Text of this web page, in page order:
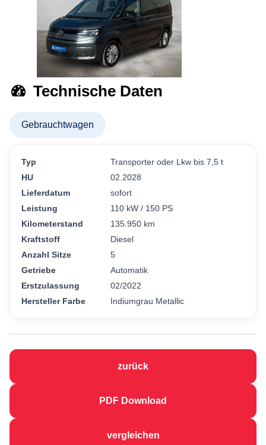
Technische Daten
Gebrauchtwagen
Typ
Transporter oder Lkw bis 7,5 t
HU
02.2028
Lieferdatum
sofort
Leistung
110 kW / 150 PS
Kilometerstand
135.950 km
Kraftstoff
Diesel
Anzahl Sitze
5
Getriebe
Automatik
Erstzulassung
02/2022
Hersteller Farbe
Indiumgrau Metallic
zurück
PDF Download
vergleichen